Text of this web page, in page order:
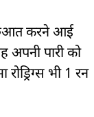
करने आई
अपनी पारी को
भी 1 रन